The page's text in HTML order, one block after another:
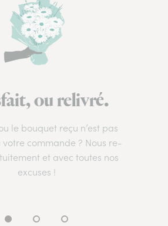
ou relivré.
le bouquet reçu n’est pas
commande ? Nous re-
et avec toutes nos
excuses !